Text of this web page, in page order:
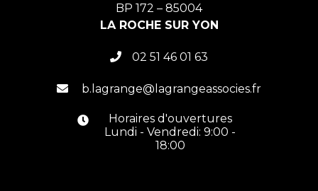
BP 172 – 85004
LA ROCHE SUR YON
 02 51 46 01 63
 b.lagrange@lagrangeassocies.fr

Horaires d'ouvertures
Lundi - Vendredi: 9:00 -
18:00